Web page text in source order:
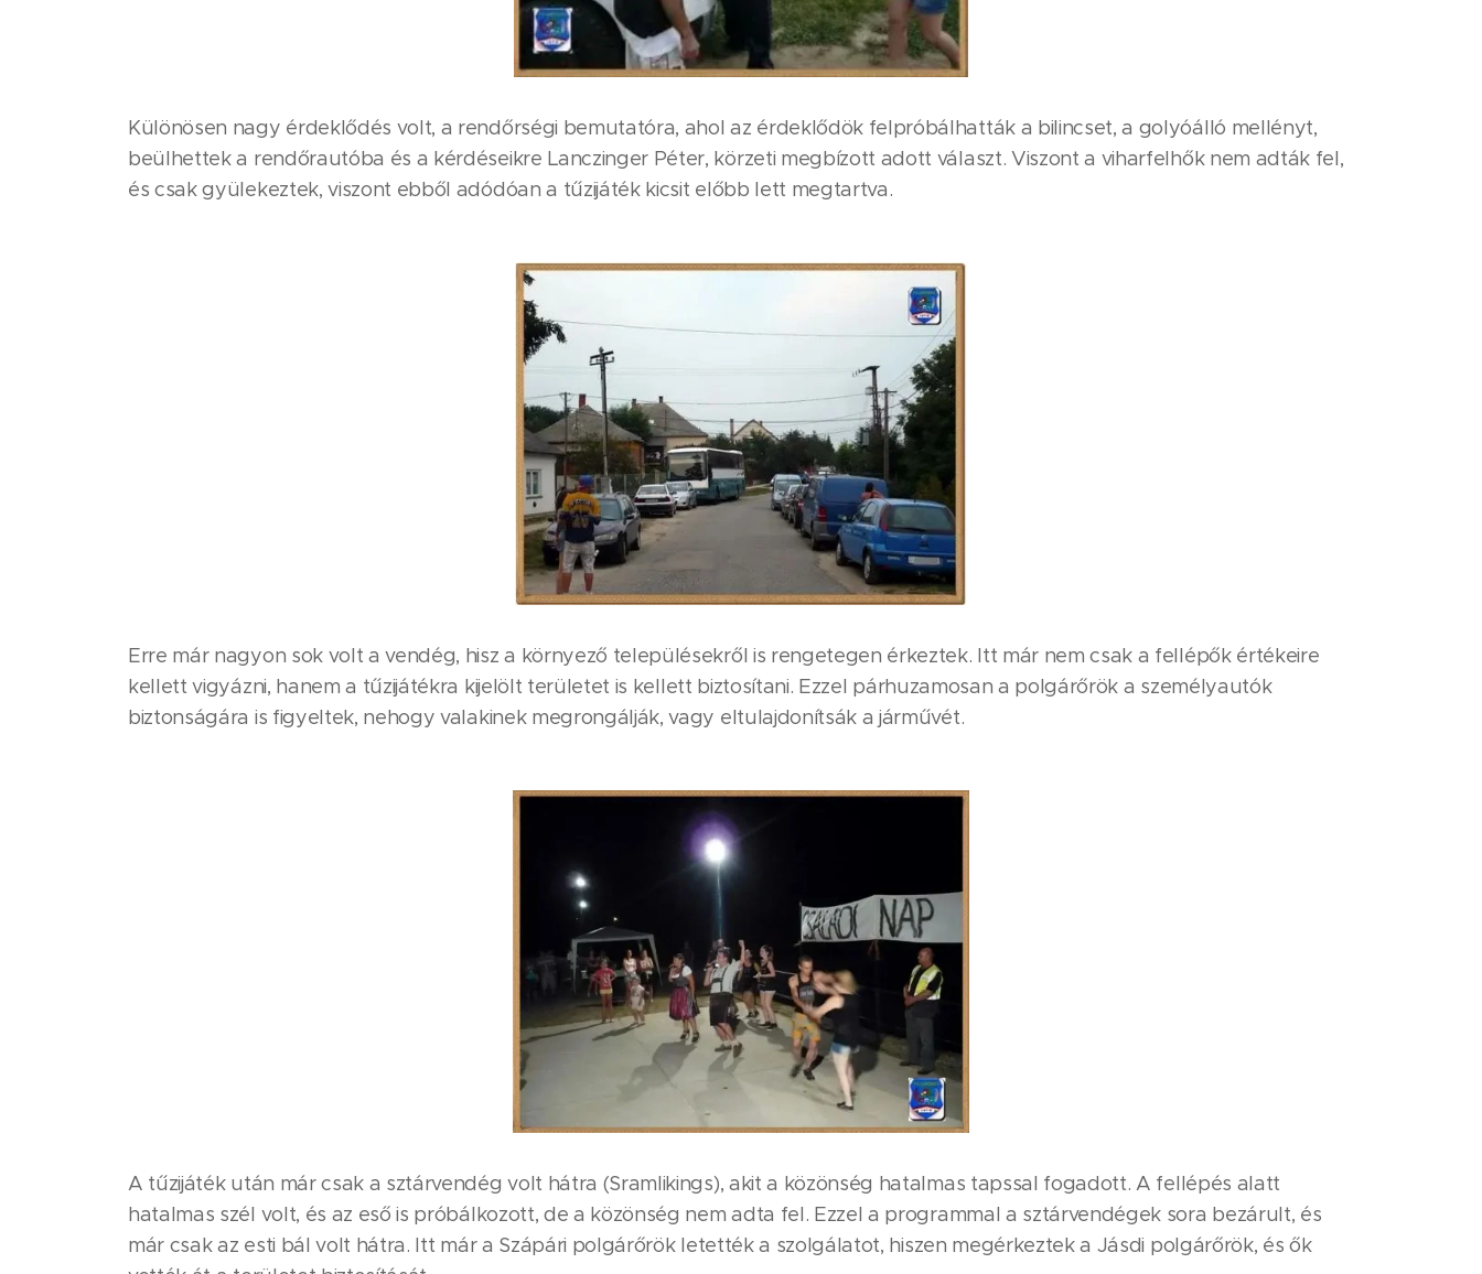
Különösen nagy érdeklődés volt, a rendőrségi bemutatóra, ahol az érdeklődök felpróbálhatták a bilincset, a golyóálló mellényt,
beülhettek a rendőrautóba és a kérdéseikre Lanczinger Péter, körzeti megbízott adott választ. Viszont a viharfelhők nem adták fel,
és csak gyülekeztek, viszont ebből adódóan a tűzijáték kicsit előbb lett megtartva.
Erre már nagyon sok volt a vendég, hisz a környező településekről is rengetegen érkeztek. Itt már nem csak a fellépők értékeire
kellett vigyázni, hanem a tűzijátékra kijelölt területet is kellett biztosítani. Ezzel párhuzamosan a polgárőrök a személyautók
biztonságára is figyeltek, nehogy valakinek megrongálják, vagy eltulajdonítsák a járművét.
A tűzijáték után már csak a sztárvendég volt hátra (Sramlikings), akit a közönség hatalmas tapssal fogadott. A fellépés alatt
hatalmas szél volt, és az eső is próbálkozott, de a közönség nem adta fel. Ezzel a programmal a sztárvendégek sora bezárult, és
már csak az esti bál volt hátra. Itt már a Szápári polgárőrök letették a szolgálatot, hiszen megérkeztek a Jásdi polgárőrök, és ők